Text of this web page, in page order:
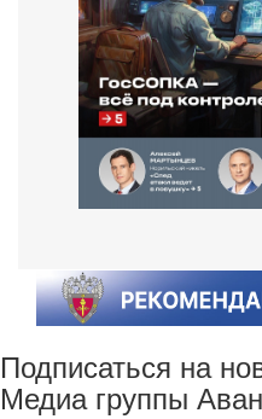
Подписаться на
Медиа группы